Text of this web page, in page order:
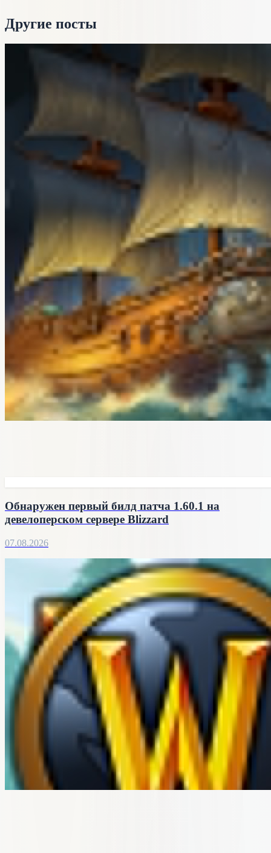
Другие посты
Обнаружен первый билд патча 1.60.1 на
девелоперском сервере Blizzard
07.08.2026